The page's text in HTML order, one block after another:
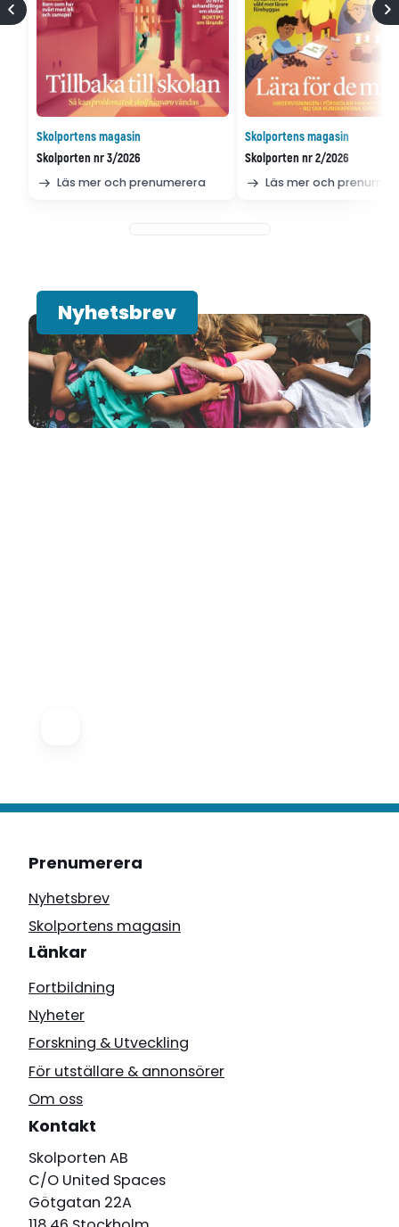
Skolportens magasin
Skolporten nr 3/2026
Läs mer och prenumerera
Skolportens magasin
Skolporten nr 2/2026
Läs mer och
Nyhetsbrev
Prenumerera
Nyhetsbrev
Skolportens magasin
Länkar
Fortbildning
Nyheter
Forskning & Utveckling
För utställare & annonsörer
Om oss
Kontakt
Skolporten AB
C/O United Spaces
Götgatan 22A